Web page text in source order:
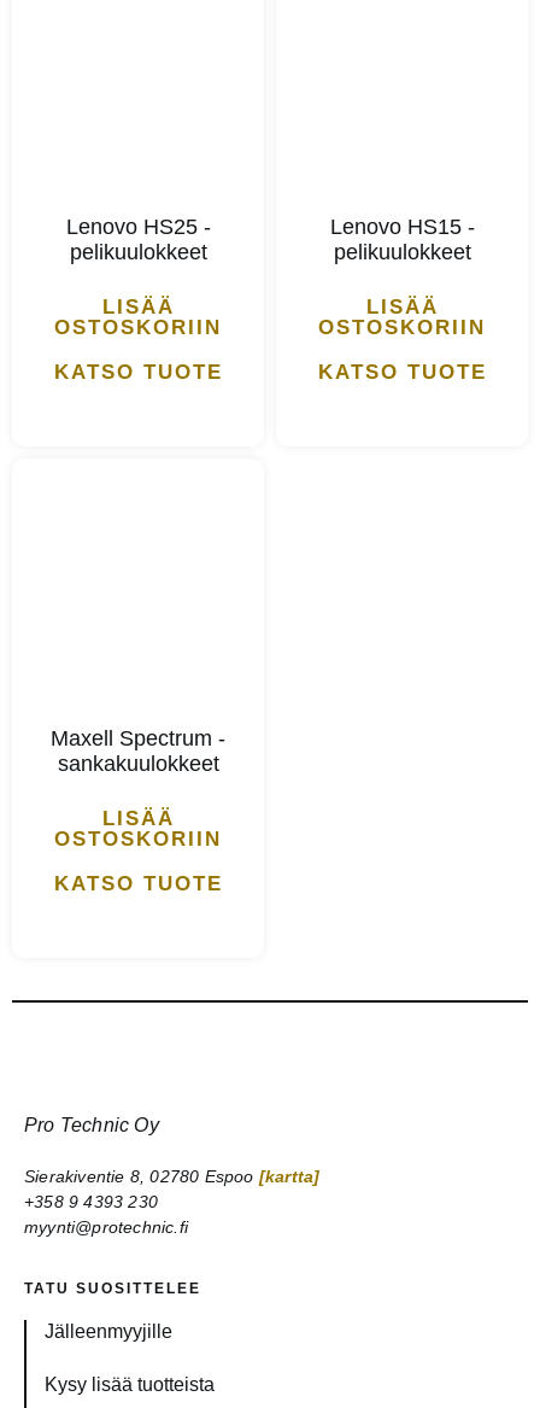
Lenovo HS25 -
pelikuulokkeet
LISÄÄ
OSTOSKORIIN
KATSO TUOTE
Lenovo HS15 -
pelikuulokkeet
LISÄÄ
OSTOSKORIIN
KATSO TUOTE
Maxell Spectrum -
sankakuulokkeet
LISÄÄ
OSTOSKORIIN
KATSO TUOTE
Pro Technic Oy
Sierakiventie 8, 02780 Espoo [kartta]
+358 9 4393 230
myynti@protechnic.fi
TATU SUOSITTELEE
Jälleenmyyjille
Kysy lisää tuotteista